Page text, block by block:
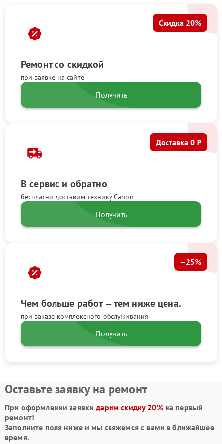
Ремонт со скидкой
при заявке на сайте
Скидка 20%
Получить
В сервис и обратно
бесплатно доставим технику Canon
Доставка 0 ₽
Получить
Чем больше работ — тем ниже цена.
при заказе комплексного обслуживания
–25%
Получить
Оставьте заявку на ремонт
При оформлении заявкидарим скидку 20%на первый
ремонт!
Заполните поля ниже и мы свяжемся с вами в ближайшее
время.